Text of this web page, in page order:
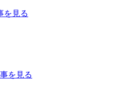
を見る
を見る